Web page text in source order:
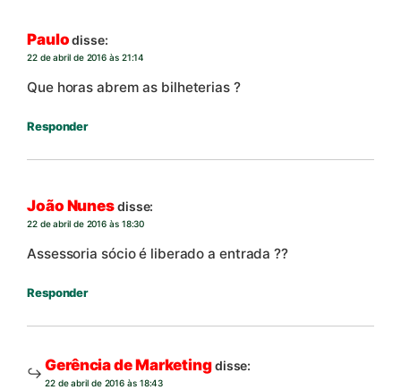
Paulo disse:
22 de abril de 2016 às 21:14
Que horas abrem as bilheterias ?
Responder
João Nunesdisse:
22 de abril de 2016 às 18:30
Assessoria sócio é liberado a entrada ??
Responder
Gerência de Marketingdisse:
22 de abril de 2016 às 18:43